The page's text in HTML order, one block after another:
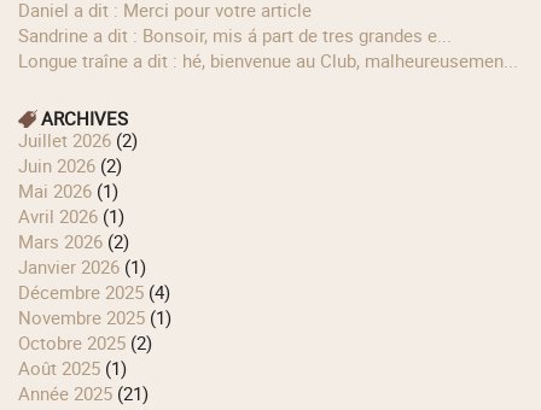
Daniel a dit : Merci pour votre article
Sandrine a dit : Bonsoir, mis á part de tres grandes e...
longue traîne a dit : hé, bienvenue au Club, malheureusemen...
ARCHIVES
juillet 2026 (2)
juin 2026 (2)
mai 2026 (1)
avril 2026 (1)
mars 2026 (2)
janvier 2026 (1)
décembre 2025 (4)
novembre 2025 (1)
octobre 2025 (2)
août 2025 (1)
année 2025 (21)